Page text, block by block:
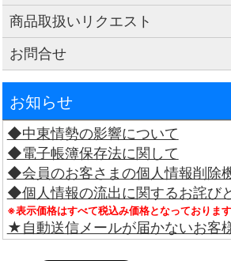
商品取扱いリクエスト
お問合せ
お知らせ
◆中東情勢の影響について
◆電子帳簿保存法に関して
◆会員のお客さまの個人情報削除
◆個人情報の流出に関するお詫び
※表示価格はすべて税込み価格となっております
★自動送信メールが届かないお客